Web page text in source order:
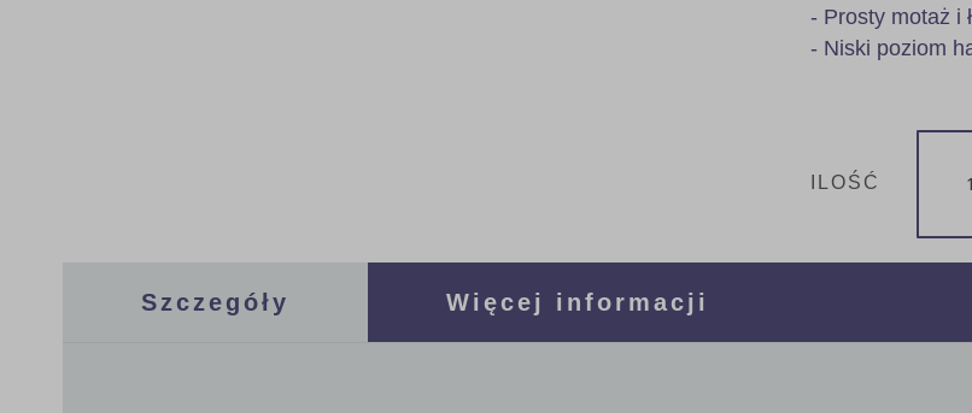
- Prosty motaż i
- Niski poziom
ILOŚĆ
Szczegóły Więcej informacji